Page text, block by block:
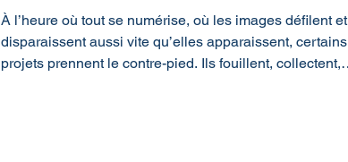
À l’heure où tout se numérise, où les images défilent et
disparaissent aussi vite qu’elles apparaissent, certains
projets prennent le contre-pied. Ils fouillent, collectent,